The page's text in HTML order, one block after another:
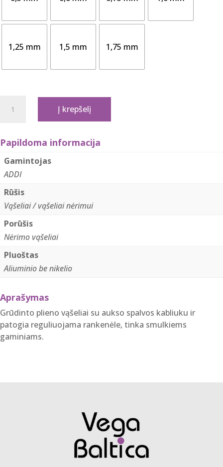
1,25 mm 1,5 mm 1,75 mm
kiekis:
113-
7
plieno
vąšelis
auso
spalvos
kabliuku
reguliuojama
rankenėle,
13
Į krepšelį
Papildoma informacija
Gamintojas
ADDI
Rūšis
Vąšeliai / vąšeliai nėrimui
Porūšis
Nėrimo vąšeliai
Pluoštas
Aliuminio be nikelio
Aprašymas
Grūdinto plieno vąšeliai su aukso spalvos kabliuku ir
patogia reguliuojama rankenėle, tinka smulkiems
gaminiams.